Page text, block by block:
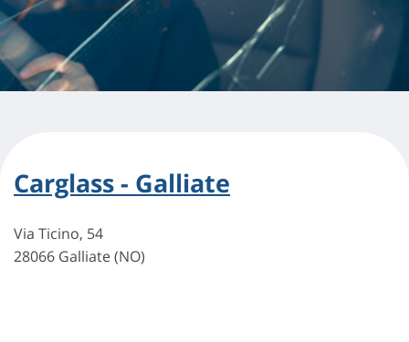
Carglass - Galliate
Via Ticino, 54
28066 Galliate (NO)